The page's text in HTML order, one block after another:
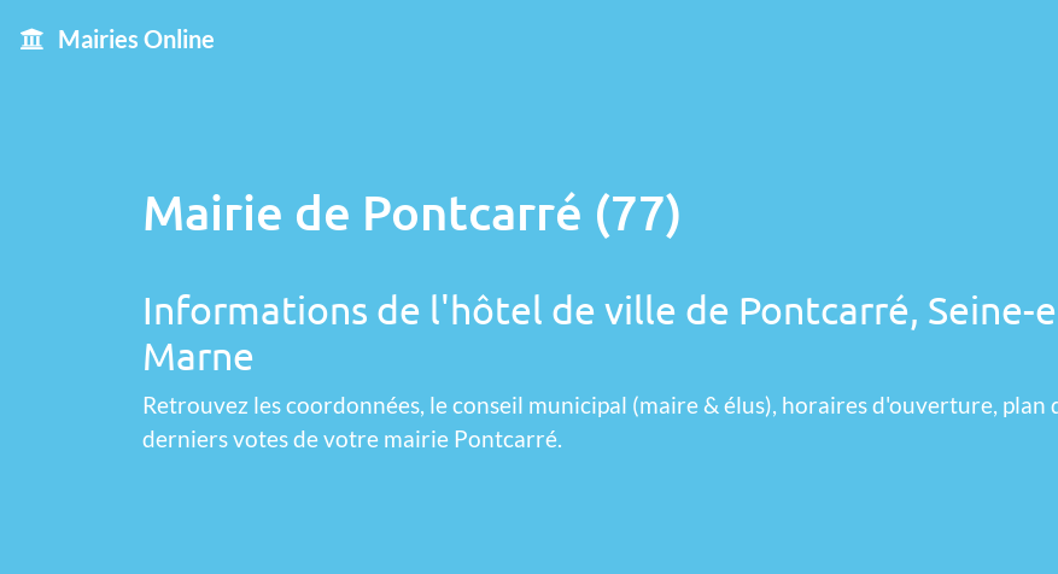
Mairies Online
Mairie de Pontcarré (77)
Informations de l'hôtel de ville de Pontcarré, Seine-
Marne
Retrouvez les coordonnées, le conseil municipal (maire & élus), horaires d'ouverture, plan
derniers votes de votre mairie Pontcarré.